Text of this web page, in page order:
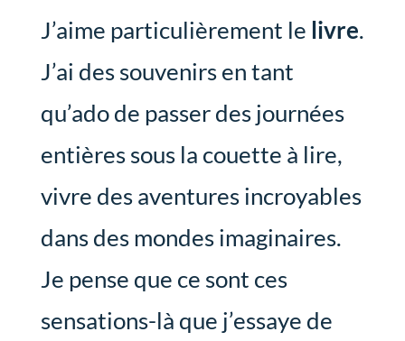
J’aime particulièrement le livre.
J’ai des souvenirs en tant
qu’ado de passer des journées
entières sous la couette à lire,
vivre des aventures incroyables
dans des mondes imaginaires.
Je pense que ce sont ces
sensations-là que j’essaye de